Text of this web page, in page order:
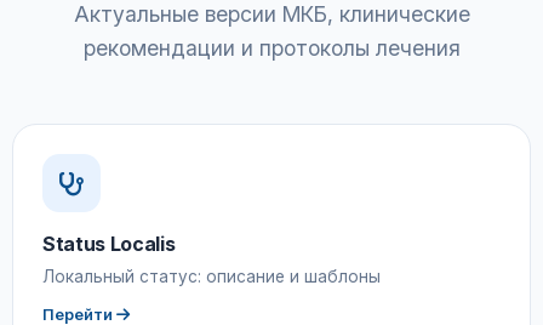
Актуальные версии МКБ, клинические
рекомендации и протоколы лечения
Status Localis
Локальный статус: описание и шаблоны
Перейти